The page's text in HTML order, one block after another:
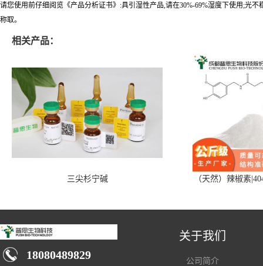
请您使用前仔细阅览《产品分析证书》:具引湿性产品,请在30%-69%湿度下使用;光
称取。
相关产品：
三尖杉宁碱 （天然）辣椒素
18080489829
关于我们
公司简介